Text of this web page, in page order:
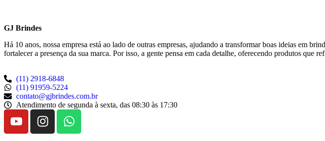
GJ Brindes
Há 10 anos, nossa empresa está ao lado de outras empresas, ajudando a transformar boas ideias em
fortalecer a presença da sua marca. Por isso, a gente pensa em cada detalhe, oferecendo produtos que
(11) 2918-6848
(11) 91959-5224
contato@gjbrindes.com.br
Atendimento de segunda à sexta, das 08:30 às 17:30